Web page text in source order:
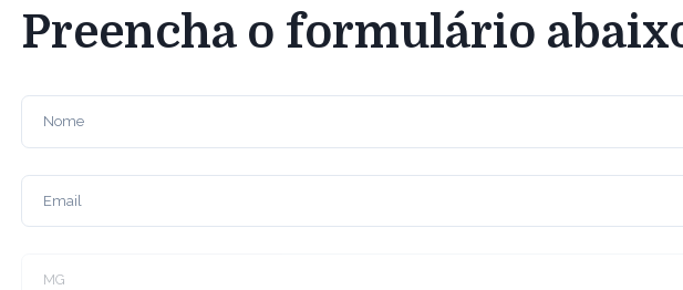
Preencha o formulário